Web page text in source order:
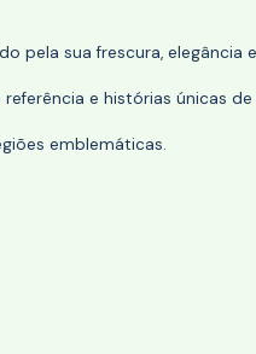
pela sua frescura, elegância
e histórias únicas de
emblemáticas.